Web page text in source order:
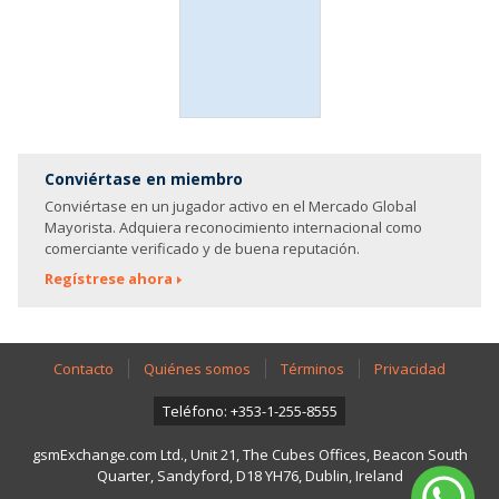
Conviértase en miembro
Conviértase en un jugador activo en el Mercado Global
Mayorista. Adquiera reconocimiento internacional como
comerciante verificado y de buena reputación.
Regístrese ahora
Contacto Quiénes somos Términos Privacidad
Teléfono: +353-1-255-8555
gsmExchange.com Ltd., Unit 21, The Cubes Offices, Beacon South
Quarter, Sandyford, D18 YH76, Dublin, Ireland